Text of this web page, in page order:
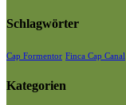
Schlagwörter
Cap Formentor Finca Cap Canal
Kategorien